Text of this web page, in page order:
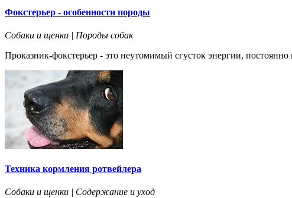
Фокстерьер - особенности породы
Собаки и щенки | Породы собак
Проказник-фокстерьер - это неутомимый сгусток энергии,
Техника кормления ротвейлера
Собаки и щенки | Содержание и уход